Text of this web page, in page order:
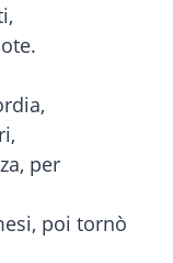
per
poi tornò